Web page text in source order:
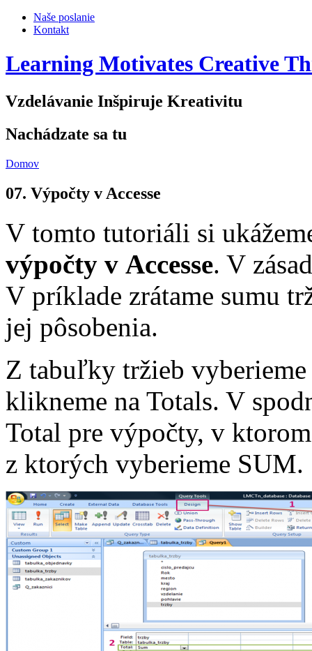
Naše poslanie
Kontakt
Learning Motivates Creative
Vzdelávanie Inšpiruje Kreativitu
Nachádzate sa tu
Domov
07. Výpočty v Accesse
V tomto tutoriáli si
výpočty v Accesse. V
V príklade zrátame sumu
jej pôsobenia.
Z tabuľky tržieb
klikneme na Totals. V
Total pre výpočty, v
z ktorých vyberieme SUM.